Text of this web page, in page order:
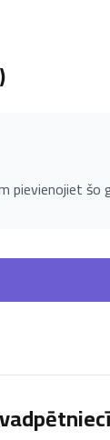
pievienojiet